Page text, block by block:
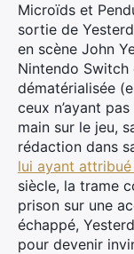
Microïds et
sortie de
en scène John
Nintendo Switch
dématérialisée
ceux n’ayant
main sur le jeu,
rédaction dans
lui ayant
siècle, la trame
prison sur une
échappé,
pour devenir